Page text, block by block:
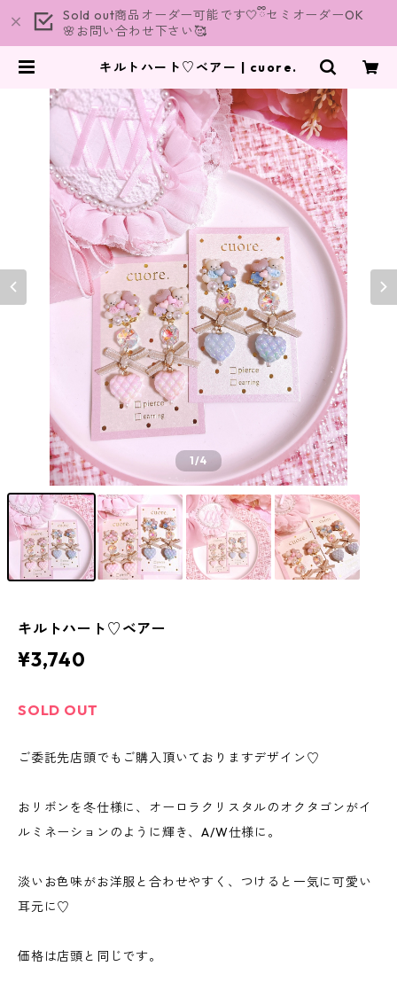
Sold out商品オーダー可能です🤍ྀིセミオーダーOK
🌸お問い合わせ下さい🥰
キルトハート♡ベアー | cuore.
1/4
キルトハート♡ベアー
¥3,740
SOLD OUT
ご委託先店頭でもご購入頂いておりますデザイン♡
おリボンを冬仕様に、オーロラクリスタルのオクタゴンがイ
ルミネーションのように輝き、A/W仕様に。
淡いお色味がお洋服と合わせやすく、つけると一気に可愛い
耳元に♡
価格は店頭と同じです。